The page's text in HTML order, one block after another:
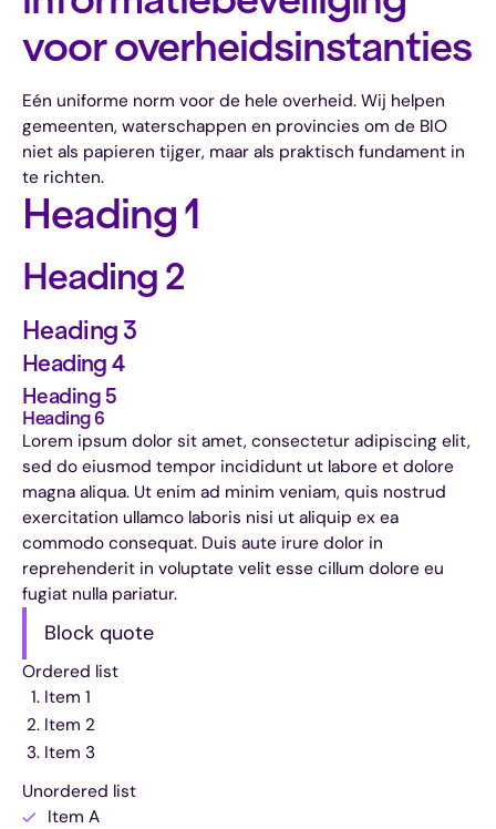
voor overheidsinstanties
Eén uniforme norm voor de hele overheid. Wij helpen
gemeenten, waterschappen en provincies om de BIO
niet als papieren tijger, maar als praktisch fundament in
te richten.
Heading 1
Heading 2
Heading 3
Heading 4
Heading 5
Heading 6
Lorem ipsum dolor sit amet, consectetur adipiscing elit,
sed do eiusmod tempor incididunt ut labore et dolore
magna aliqua. Ut enim ad minim veniam, quis nostrud
exercitation ullamco laboris nisi ut aliquip ex ea
commodo consequat. Duis aute irure dolor in
reprehenderit in voluptate velit esse cillum dolore eu
fugiat nulla pariatur.
Block quote
Ordered list
Item 1
Item 2
Item 3
Unordered list
Item A